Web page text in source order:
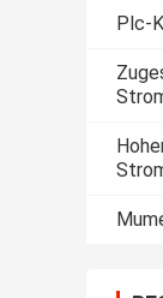
Plc-